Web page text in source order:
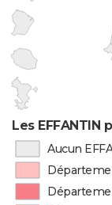
Les EFFANTIN
Aucun